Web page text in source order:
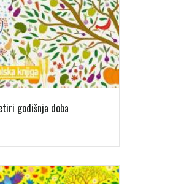
godišnja doba